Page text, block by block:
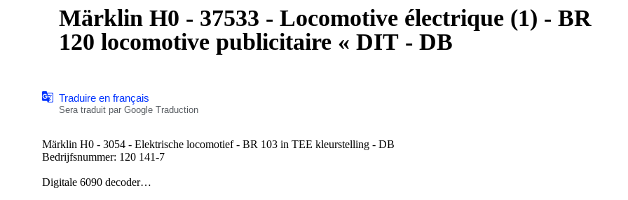
Märklin H0 - 37533 - Locomotive électrique (1) - BR
120 locomotive publicitaire « DIT - DB
Traduire en français
Sera traduit par Google Traduction
Märklin H0 - 3054 - Elektrische locomotief - BR 103 in TEE kleurstelling - DB
Bedrijfsnummer: 120 141-7
Digitale 6090 decoder